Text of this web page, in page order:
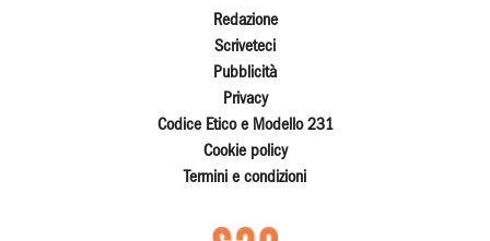
Redazione
Scriveteci
Pubblicità
Privacy
Codice Etico e Modello 231
Cookie policy
Termini e condizioni